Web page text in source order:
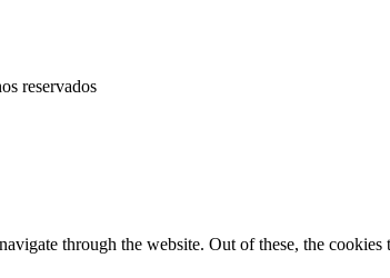
reservados
through the website. Out of these, the cookies